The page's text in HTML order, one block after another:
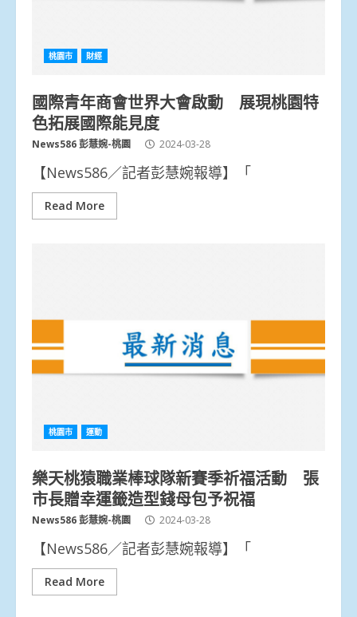
桃園市 財經
國際青年商會世界大會啟動 展現桃園特
色拓展國際能見度
News586 彭慧婉-桃園 2024-03-28
【News586／記者彭慧婉報導】「
Read More
桃園市 運動
樂天桃猿職業棒球隊新賽季祈福活動 張
市長贈幸運籤造型錢母包予祝福
News586 彭慧婉-桃園 2024-03-28
【News586／記者彭慧婉報導】「
Read More